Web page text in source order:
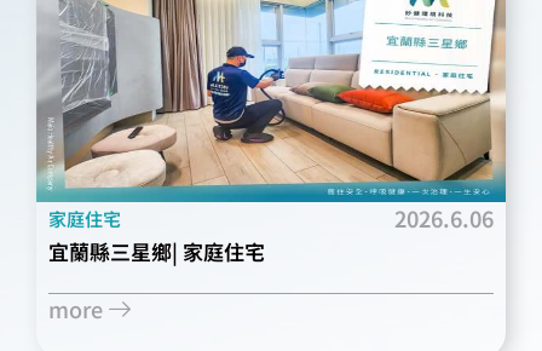
家庭住宅 2026.6.06
宜蘭縣三星鄉| 家庭住宅
more